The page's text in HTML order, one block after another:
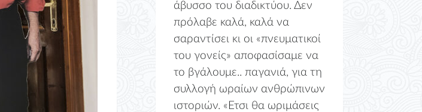
άβυσσο του διαδικτύου. Δεν
πρόλαβε καλά, καλά να
σαραντίσει κι οι «πνευματικοί
του γονείς» αποφασίσαμε να
το βγάλουμε.. παγανιά, για τη
συλλογή ωραίων ανθρώπινων
ιστοριών. «Ετσι θα ωριμάσεις